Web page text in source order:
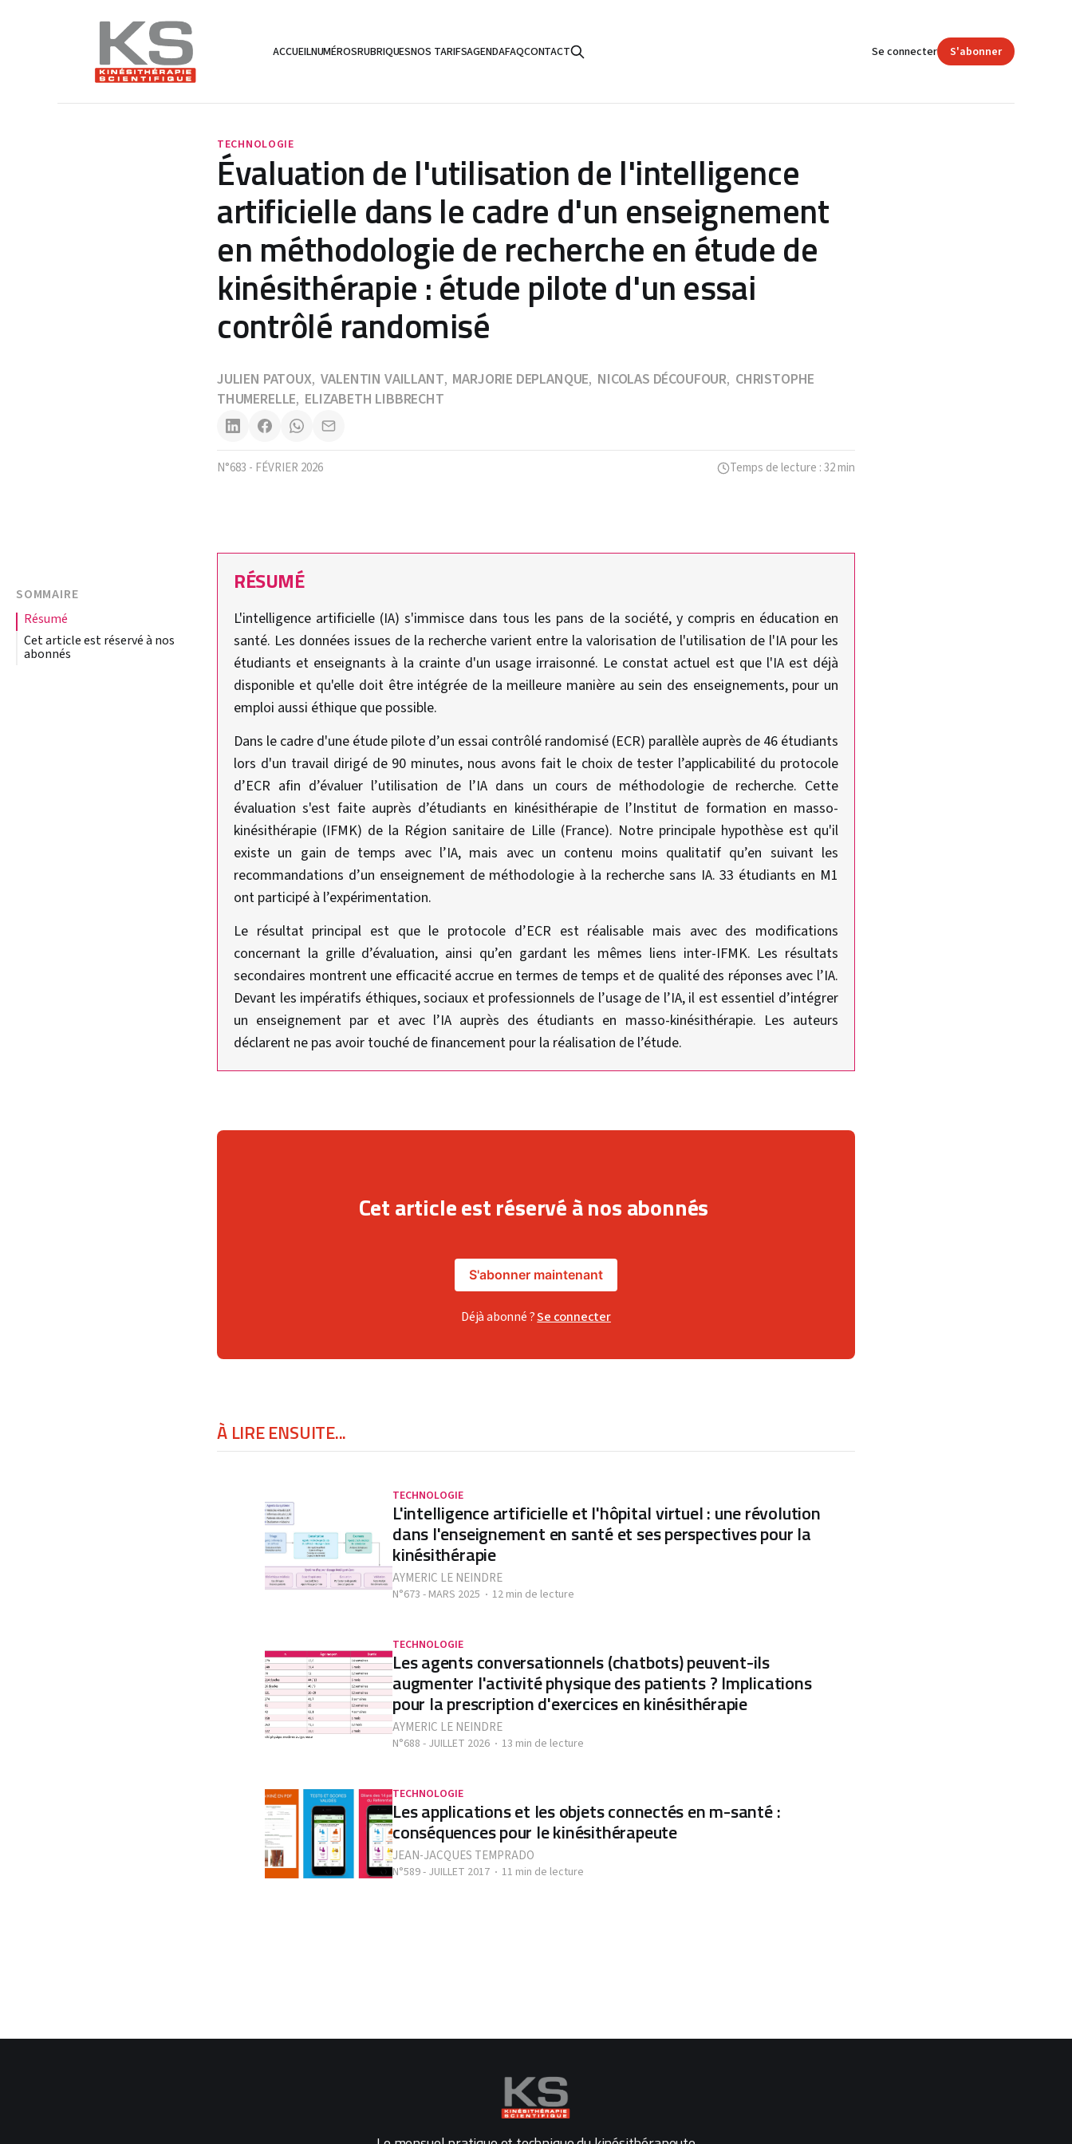
ACCUEILNUMÉROSRUBRIQUESNOS TARIFSAGENDAFAQCONTACT Se connecter S'abonner
TECHNOLOGIE
Évaluation de l'utilisation de l'intelligence
artificielle dans le cadre d'un enseignement
en méthodologie de recherche en étude de
kinésithérapie : étude pilote d'un essai
contrôlé randomisé
JULIEN PATOUX, VALENTIN VAILLANT, MARJORIE DEPLANQUE, NICOLAS DÉCOUFOUR, CHRISTOPHE
THUMERELLE, ELIZABETH LIBBRECHT
N°683 - FÉVRIER 2026 Temps de lecture : 32 min
SOMMAIRE
résumé
Cet article est réservé à nos
abonnés
RÉSUMÉ
L'intelligence artificielle (IA) s'immisce dans tous les pans de la société, y compris en éducation en
santé. Les données issues de la recherche varient entre la valorisation de l'utilisation de l'IA pour les
étudiants et enseignants à la crainte d'un usage irraisonné. Le constat actuel est que l'IA est déjà
disponible et qu'elle doit être intégrée de la meilleure manière au sein des enseignements, pour un
emploi aussi éthique que possible.
Dans le cadre d'une étude pilote d’un essai contrôlé randomisé (ECR) parallèle auprès de 46 étudiants
lors d'un travail dirigé de 90 minutes, nous avons fait le choix de tester l’applicabilité du protocole
d’ECR afin d’évaluer l’utilisation de l’IA dans un cours de méthodologie de recherche. Cette
évaluation s'est faite auprès d’étudiants en kinésithérapie de l’Institut de formation en masso-
kinésithérapie (IFMK) de la Région sanitaire de Lille (France). Notre principale hypothèse est qu'il
existe un gain de temps avec l’IA, mais avec un contenu moins qualitatif qu’en suivant les
recommandations d’un enseignement de méthodologie à la recherche sans IA. 33 étudiants en M1
ont participé à l’expérimentation.
Le résultat principal est que le protocole d’ECR est réalisable mais avec des modifications
concernant la grille d’évaluation, ainsi qu’en gardant les mêmes liens inter-IFMK. Les résultats
secondaires montrent une efficacité accrue en termes de temps et de qualité des réponses avec l’IA.
Devant les impératifs éthiques, sociaux et professionnels de l’usage de l’IA, il est essentiel d’intégrer
un enseignement par et avec l’IA auprès des étudiants en masso-kinésithérapie. Les auteurs
déclarent ne pas avoir touché de financement pour la réalisation de l’étude.
Cet article est réservé à nos abonnés
S'abonner maintenant
Déjà abonné ?Se connecter
À LIRE ENSUITE...
TECHNOLOGIE
L'intelligence artificielle et l'hôpital virtuel : une révolution
dans l'enseignement en santé et ses perspectives pour la
kinésithérapie
AYMERIC LE NEINDRE
N°673 - MARS 2025 12 min de lecture
TECHNOLOGIE
Les agents conversationnels (chatbots) peuvent-ils
augmenter l'activité physique des patients ? Implications
pour la prescription d'exercices en kinésithérapie
AYMERIC LE NEINDRE
N°688 - JUILLET 2026 13 min de lecture
TECHNOLOGIE
Les applications et les objets connectés en m-santé :
conséquences pour le kinésithérapeute
JEAN-JACQUES TEMPRADO
N°589 - JUILLET 2017 11 min de lecture